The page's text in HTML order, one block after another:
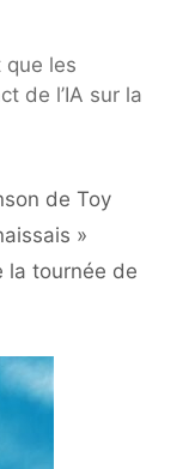
que les
de l’IA sur la
de Toy
»
la tournée de